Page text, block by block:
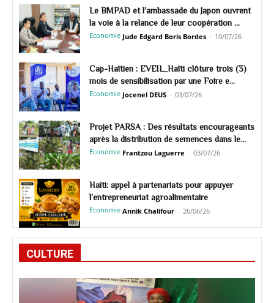
Le BMPAD et l’ambassade du Japon ouvrent
la voie à la relance de leur coopération ...
Economie Jude Edgard Boris Bordes - 10/07/26
Cap-Haïtien : EVEIL_Haïti clôture trois (3)
mois de sensibilisation par une Foire e...
Economie Jocenel DEUS - 03/07/26
Projet PARSA : Des résultats encourageants
après la distribution de semences dans le...
Economie Frantzou Laguerre - 03/07/26
Haïti: appel à partenariats pour appuyer
l’entrepreneuriat agroalimentaire
Economie Annik Chalifour - 26/06/26
CULTURE